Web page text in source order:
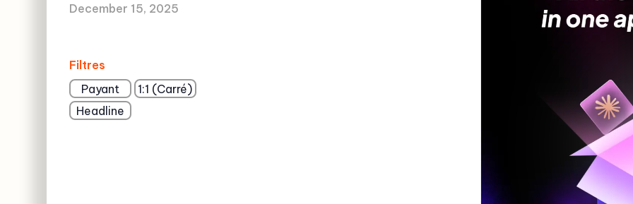
December 15, 2025
Filtres
Payant
1:1 (Carré)
Headline